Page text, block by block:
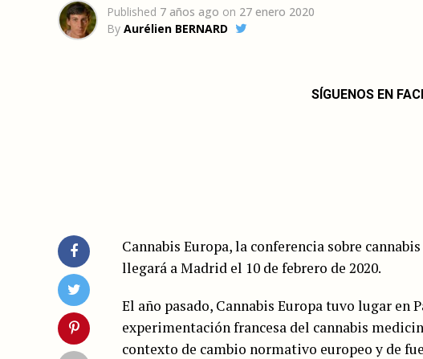
Published 7 años ago on 27 enero 2020
By Aurélien BERNARD
SÍGUENOS EN
Cannabis Europa, la conferencia sobre
llegará a Madrid el 10 de febrero de 2020.
El año pasado, Cannabis Europa tuvo lugar en
experimentación francesa del cannabis
contexto de cambio normativo europeo y de